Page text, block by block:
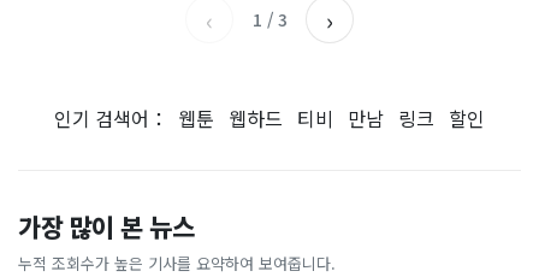
‹ 1 / 3 ›
인기 검색어： 웹툰 웹하드 티비 만남 링크 할인
가장 많이 본 뉴스
누적 조회수가 높은 기사를 요약하여 보여줍니다.